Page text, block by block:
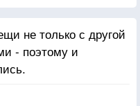
не только с другой
- поэтому и